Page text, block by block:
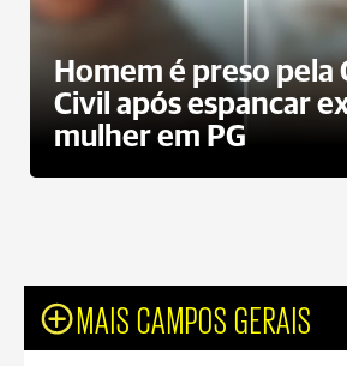
Homem é preso pela
Civil após espancar
mulher em PG
MAIS CAMPOS GERAIS